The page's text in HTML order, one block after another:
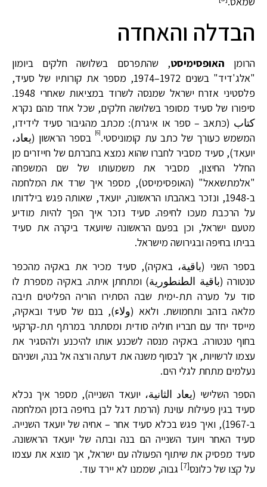
הבדלה והאחדה
הרומן האופסימיסט, שהתפרסם בשלושה חלקים ביומון
"אלג'דיד" בשנים 1972–1974, מספר את קורותיו של סעיד,
פלסטיני אזרח ישראל שמנסה לשרוד במציאות שאחרי 1948.
סיפורו של סעיד מסופר בשלושה חלקים, שכל אחד מהם נקרא
كتاب (כּתאבּ – ספר או איגרת): מכתב מהגיבור סעיד לידידו,
המשמש כעורך של כתב עת קומוניסטי.[6]
בספר הראשון (يعاد،
יועאד), סעיד מסביר לחברו שהוא נמצא בחברתם של חייזרים מן
החלל החיצון, מסביר את משמעותו של שם המשפחה
"אלמתשאאל" (האופסימיסט), מספר איך שרד את המלחמה
ב-1948, ונזכר באהבתו הראשונה, יועאד, שאותה פגש בילדותו
על הרכבת מעכו לחיפה. סעיד נזכר איך הפך להיות מודיע
מטעם ישראל, וכן בפעם הראשונה שיועאד ביקרה את סעיד
בביתו בחיפה ובגירושה מישראל.
בספר השני (باقية، באקיה), סעיד מכיר את באקיה מהכפר
טנטורה (باقية الطنطورية) ומתחתן איתה. באקיה מספרת לו
סוד על מערה תת-ימית שבה הסתירו הוריה הפליטים תיבה
מלאה בזהב ותחמושת. ולאא (ولاء), בנם של סעיד ובאקיה,
מייסד יחד עם חבריו חוליה סודית ומסתתר במרתף תת-קרקעי
בחוף טנטורה. באקיה מנסה לשכנע אותו להיכנע ולהסגיר את
עצמו לרשויות, אך לבסוף משנה את דעתה ורצה אל בנה, ושניהם
נעלמים מתחת לגלי הים.
הספר השלישי (يعاد الثانية، יועאד השנייה), מספר איך נכלא
סעיד בגין פעילות עוינת (הרמת דגל לבן בחיפה בזמן המלחמה
ב-1967), ואיך פגש בכלא סעיד אחר – אחיה של יועאד השנייה.
סעיד האחר ויועד השנייה הם בנה ובתה של יועאד הראשונה.
סעיד מפסיק את שיתוף הפעולה עם ישראל, אך מוצא את עצמו
על קצו של כלונס[7]
גבוה, שממנו לא יירד עוד.